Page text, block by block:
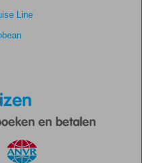
Line
en betalen